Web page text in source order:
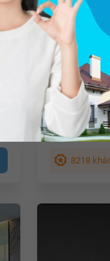
Tân
Giá từ 3 tỷ
8218